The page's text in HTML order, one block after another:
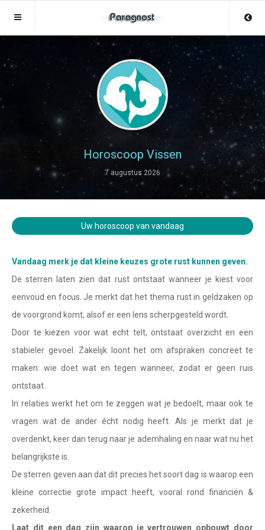
Sluit menu
Account
Aanmaken
Wachtwoord
Paragnosten
Vind paragnost
Horoscoop
Waterman
Ram
Weegschaal
Steenbok
UW PARAGNOSTACCOUNT
Login
Aanmaken
Wachtwoord
COPYRIGHT 08 - 2026 MOBIEL V 2.0
Horoscoop Vissen
7 augustus 2026
Uw horoscoop van vandaag
Vandaag merk je dat kleine keuzes grote rust kunnen geven.
De sterren laten zien dat rust ontstaat wanneer je kiest voor
eenvoud en focus. Je merkt dat het thema rust in geldzaken op
de voorgrond komt, alsof er een lens scherpgesteld wordt.
Door te kiezen voor wat echt telt, ontstaat overzicht en een
stabieler gevoel. Zakelijk loont het om afspraken concreet te
maken: wie doet wat en tegen wanneer, zodat er geen ruis
ontstaat.
In relaties werkt het om te zeggen wat je bedoelt, maar ook te
vragen wat de ander écht nodig heeft. Als je merkt dat je
overdenkt, keer dan terug naar je ademhaling en naar wat nu het
belangrijkste is.
De sterren geven aan dat dit precies het soort dag is waarop een
kleine correctie grote impact heeft, vooral rond financiën &
zekerheid.
Laat dit een dag zijn waarop je vertrouwen opbouwt door